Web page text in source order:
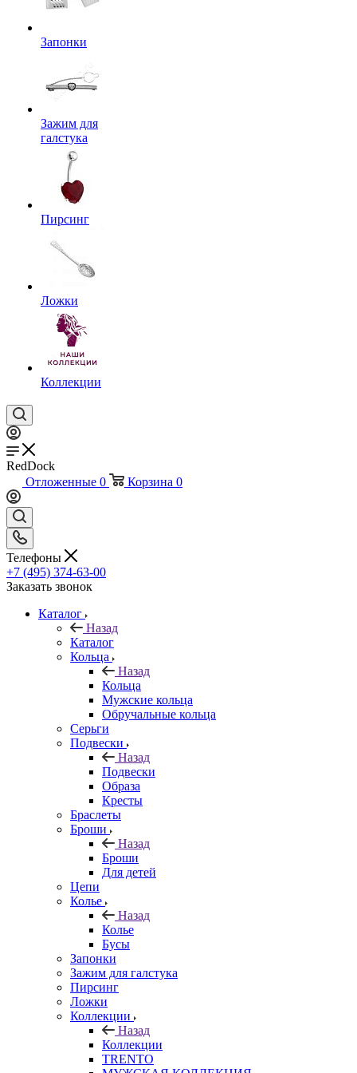
Запонки
Зажим для
галстука
Пирсинг
Ложки
Коллекции
RedDock
Отложенные 0 Корзина 0
Телефоны
+7 (495) 374-63-00
Заказать звонок
Каталог
Назад
Каталог
Кольца
Назад
Кольца
Мужские кольца
Обручальные кольца
Серьги
Подвески
Назад
Подвески
Образа
Кресты
Браслеты
Броши
Назад
Броши
Для детей
Цепи
Колье
Назад
Колье
Бусы
Запонки
Зажим для галстука
Пирсинг
Ложки
Коллекции
Назад
Коллекции
TRENTO